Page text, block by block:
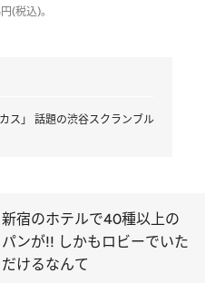
(税込)。
ス」 話題の渋谷スクランブル
新宿のホテルで40種以上の
パンが!! しかもロビーでいた
だけるなんて